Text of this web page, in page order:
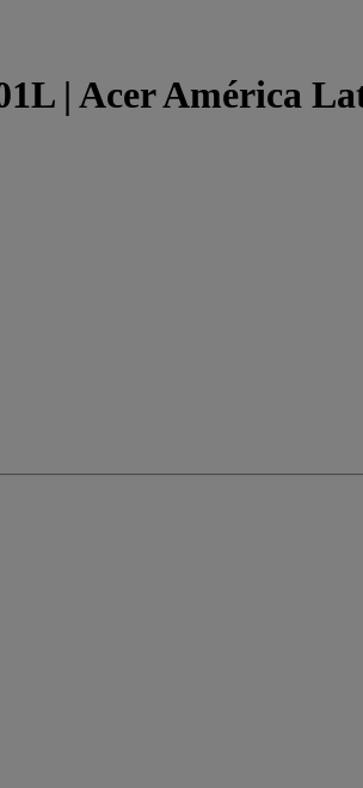
| Acer América